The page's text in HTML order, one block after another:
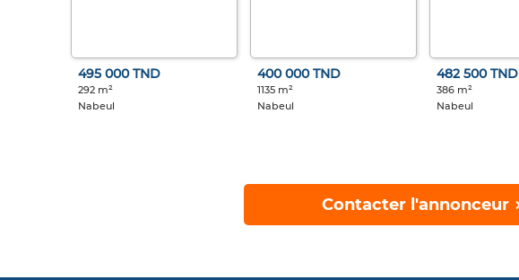
495 000 TND
292 m²
Nabeul
400 000 TND
1135 m²
Nabeul
482 500 TND
386 m²
Nabeul
Contacter l'annonceur